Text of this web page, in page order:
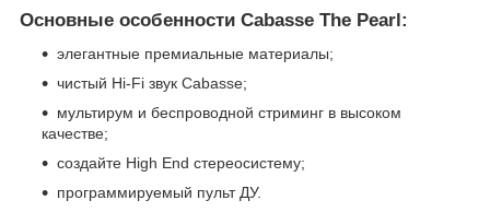
Основные особенности Cabasse The Pearl:
элегантные премиальные материалы;
чистый Hi-Fi звук Cabasse;
мультирум и беспроводной стриминг в высоком
качестве;
создайте High End стереосистему;
программируемый пульт ДУ.